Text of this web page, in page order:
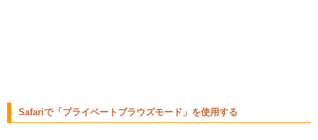
Safariで「プライベートブラウズモード」を使用する